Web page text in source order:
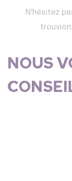
N'hésitez
NOUS